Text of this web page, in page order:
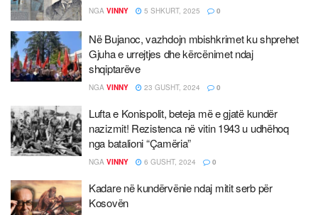
NGA VINNY 5 SHKURT, 2025 0
Në Bujanoc, vazhdojn mbishkrimet ku shprehet
Gjuha e urrejtjes dhe kërcënimet ndaj
shqiptarëve
NGA VINNY 23 GUSHT, 2024 0
Lufta e Konispolit, beteja më e gjatë kundër
nazizmit! Rezistenca në vitin 1943 u udhëhoq
nga batalioni “Çamëria”
NGA VINNY 6 GUSHT, 2024 0
Kadare në kundërvënie ndaj mitit serb për
Kosovën